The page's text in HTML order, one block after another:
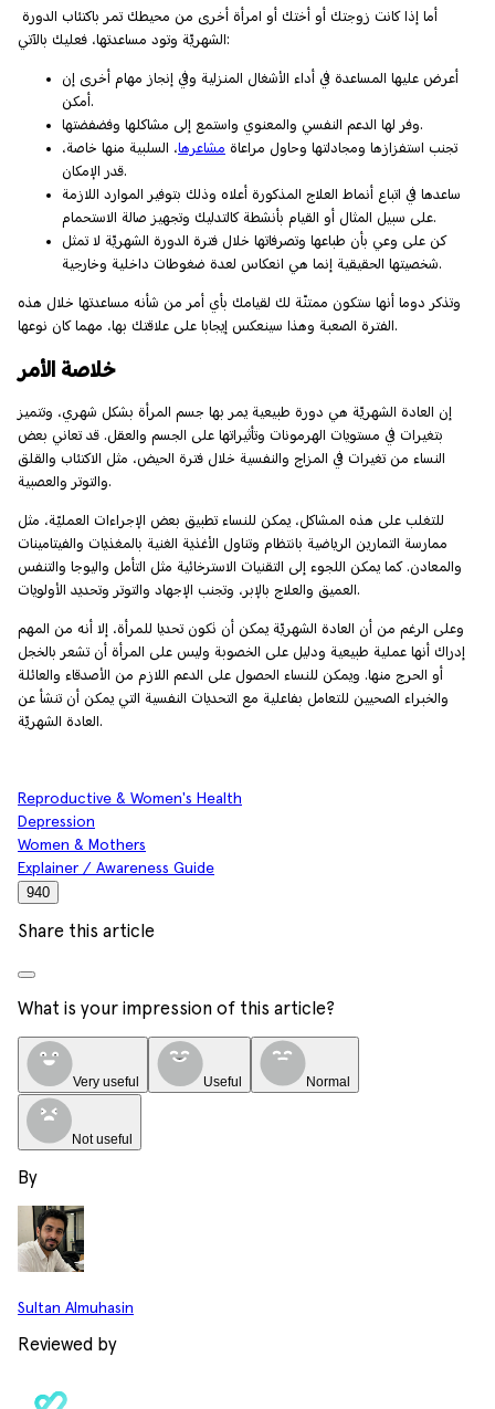
الشهريّة وتود مساعدتها، فعليك بالآتي:
أعرض عليها المساعدة في أداء الأشغال المنزلية وفي إنجاز مهام أخرى إن
أمكن.
وفر لها الدعم النفسي والمعنوي واستمع إلى مشاكلها وفضفضتها.
تجنب استفزازها ومجادلتها وحاول مراعاة مشاعرها، السلبية منها خاصة،
قدر الإمكان.
ساعدها في اتباع أنماط العلاج المذكورة أعلاه وذلك بتوفير الموارد اللازمة
على سبيل المثال أو القيام بأنشطة كالتدليك وتجهيز صالة الاستحمام.
كن على وعي بأن طباعها وتصرفاتها خلال فترة الدورة الشهريّة لا تمثل
شخصيتها الحقيقية إنما هي انعكاس لعدة ضغوطات داخلية وخارجية.
وتذكر دوما أنها ستكون ممتنّة لك لقيامك بأي أمر من شأنه مساعدتها خلال هذه
الفترة الصعبة وهذا سينعكس إيجابا على علاقتك بها، مهما كان نوعها.
خلاصة الأمر
إن العادة الشهريّة هي دورة طبيعية يمر بها جسم المرأة بشكل شهري، وتتميز
بتغيرات في مستويات الهرمونات وتأثيراتها على الجسم والعقل. قد تعاني بعض
النساء من تغيرات في المزاج والنفسية خلال فترة الحيض، مثل الاكتئاب والقلق
والتوتر والعصبية.
للتغلب على هذه المشاكل، يمكن للنساء تطبيق بعض الإجراءات العمليّة، مثل
ممارسة التمارين الرياضية بانتظام وتناول الأغذية الغنية بالمغذيات والفيتامينات
والمعادن. كما يمكن اللجوء إلى التقنيات الاسترخائية مثل التأمل واليوجا والتنفس
العميق والعلاج بالإبر، وتجنب الإجهاد والتوتر وتحديد الأولويات.
وعلى الرغم من أن العادة الشهريّة يمكن أن تكون تحديا للمرأة، إلا أنه من المهم
إدراك أنها عملية طبيعية ودليل على الخصوبة وليس على المرأة أن تشعر بالخجل
أو الحرج منها. ويمكن للنساء الحصول على الدعم اللازم من الأصدقاء والعائلة
والخبراء الصحيين للتعامل بفاعلية مع التحديات النفسية التي يمكن أن تنشأ عن
العادة الشهريّة.
Reproductive & Women's Health
Depression
Women & Mothers
Explainer / Awareness Guide
940
Share this article
What is your impression of this article?
Very useful Useful Normal
Not useful
By
Sultan Almuhasin
Reviewed by